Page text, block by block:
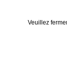
Veuillez